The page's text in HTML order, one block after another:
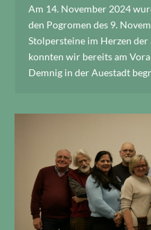
Am 14. November 2024
den Pogromen des 9.
Stolpersteine im Herzen
konnten wir bereits am
Demnig in der Auestadt